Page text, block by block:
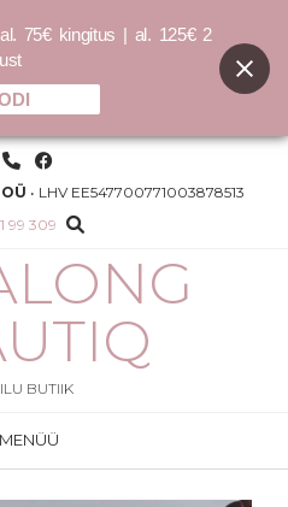
• LHV EE547700771003878513
99 309
BUTIIK
MENÜÜ
75€ kingitus | al. 125€ 2